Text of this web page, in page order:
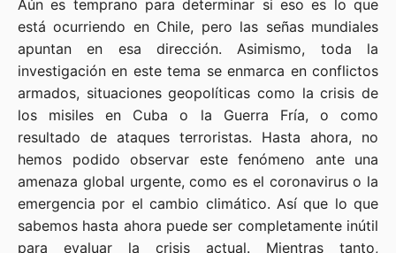
Aún es temprano para determinar si eso es lo que
está ocurriendo en Chile, pero las señas mundiales
apuntan en esa dirección. Asimismo, toda la
investigación en este tema se enmarca en conflictos
armados, situaciones geopolíticas como la crisis de
los misiles en Cuba o la Guerra Fría, o como
resultado de ataques terroristas. Hasta ahora, no
hemos podido observar este fenómeno ante una
amenaza global urgente, como es el coronavirus o la
emergencia por el cambio climático. Así que lo que
sabemos hasta ahora puede ser completamente inútil
para evaluar la crisis actual. Mientras tanto,